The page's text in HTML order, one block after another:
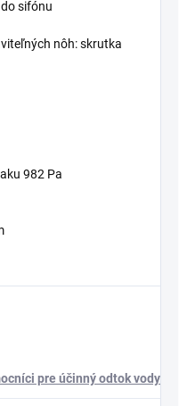
sifónu
nôh: skrutka
982 Pa
pre účinný odtok vody